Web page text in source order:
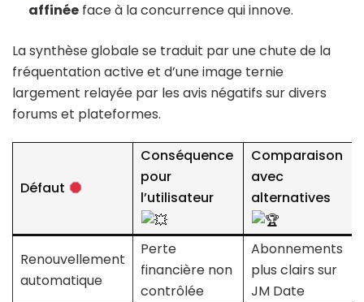
affinée face à la concurrence qui innove.
La synthèse globale se traduit par une chute de la
fréquentation active et d’une image ternie
largement relayée par les avis négatifs sur divers
forums et plateformes.
Défaut
Conséquence
pour
l’utilisateur
Comparaison
avec
alternatives
Renouvellement
automatique
Perte
financière non
contrôlée
Abonnements
plus clairs sur
JM Date